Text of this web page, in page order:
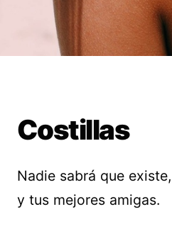
Costillas
Nadie sabrá que
y tus mejores amigas.